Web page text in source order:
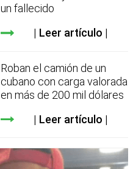
un fallecido
Leer artículo
Roban el camión de un
cubano con carga valorada
en más de 200 mil dólares
Leer artículo